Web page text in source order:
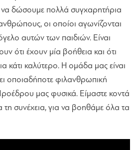
δώσουμε πολλά συγχαρητήρια
οι οποίοι αγωνίζονται
αυτών των παιδιών. Είναι
ότι έχουν μία βοήθεια και ότι
κάτι καλύτερο. Η ομάδα μας είναι
οποιαδήποτε φιλανθρωπική
μας φυσικά. Είμαστε κοντά
τη συνέχεια, για να βοηθάμε όλα τα